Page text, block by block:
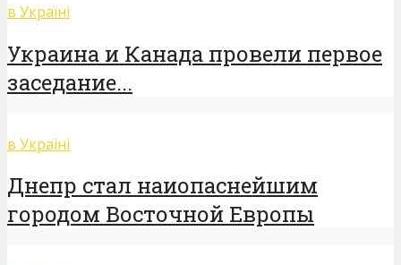
в Україні
Украина и Канада провели первое
заседание...
в Україні
Днепр стал наиопаснейшим
городом Восточной Европы